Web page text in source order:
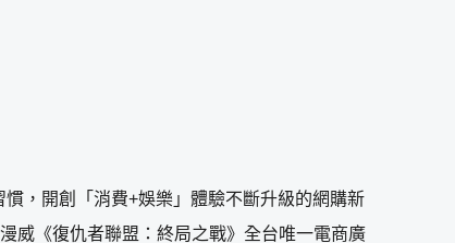
，開創「消費+娛樂」體驗不斷升級的網購新
威《復仇者聯盟：終局之戰》全台唯一電商廣